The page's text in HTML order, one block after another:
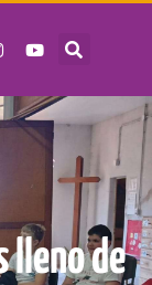
lleno de